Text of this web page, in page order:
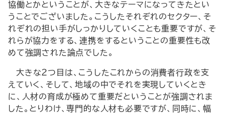
協働とかということが、大きなテーマになってきたとい
うことでございました。こうしたそれぞれのセクター、そ
れぞれの担い手がしっかりしていくことも重要ですが、そ
れらが協力をする、連携をするということの重要性も改
めて強調された論点でした。
大きな２つ目は、こうしたこれからの消費者行政を支
えていく、そして、地域の中でそれを実現していくとき
に、人材の育成が極めて重要だということが強調されま
した。とりわけ、専門的な人材も必要ですが、同時に、幅